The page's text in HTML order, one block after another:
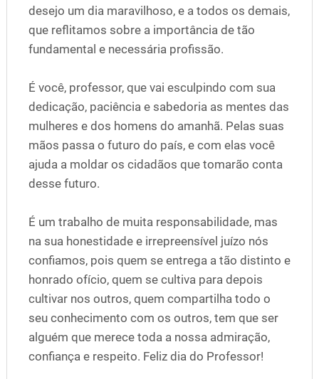
desejo um dia maravilhoso, e a todos os demais,
que reflitamos sobre a importância de tão
fundamental e necessária profissão.
É você, professor, que vai esculpindo com sua
dedicação, paciência e sabedoria as mentes das
mulheres e dos homens do amanhã. Pelas suas
mãos passa o futuro do país, e com elas você
ajuda a moldar os cidadãos que tomarão conta
desse futuro.
É um trabalho de muita responsabilidade, mas
na sua honestidade e irrepreensível juízo nós
confiamos, pois quem se entrega a tão distinto e
honrado ofício, quem se cultiva para depois
cultivar nos outros, quem compartilha todo o
seu conhecimento com os outros, tem que ser
alguém que merece toda a nossa admiração,
confiança e respeito. Feliz dia do Professor!